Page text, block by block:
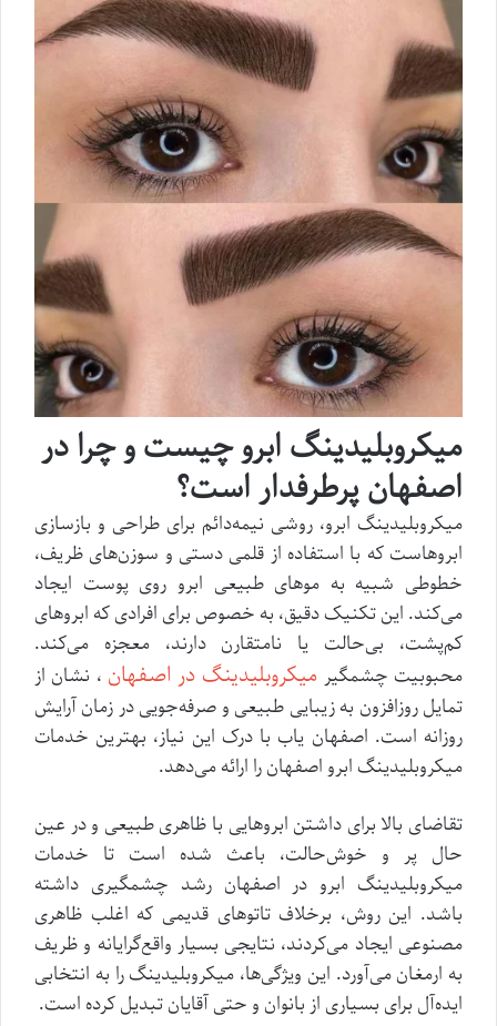
میکروبلیدینگ ابرو چیست و چرا در
اصفهان پرطرفدار است؟
میکروبلیدینگ ابرو، روشی نیمه‌دائم برای طراحی و بازسازی
ابروهاست که با استفاده از قلمی دستی و سوزن‌های ظریف،
خطوطی شبیه به موهای طبیعی ابرو روی پوست ایجاد
می‌کند. این تکنیک دقیق، به خصوص برای افرادی که ابروهای
کم‌پشت، بی‌حالت یا نامتقارن دارند، معجزه می‌کند.
محبوبیت چشمگیر میکروبلیدینگ در اصفهان ، نشان از
تمایل روزافزون به زیبایی طبیعی و صرفه‌جویی در زمان آرایش
روزانه است. اصفهان یاب با درک این نیاز، بهترین خدمات
میکروبلیدینگ ابرو اصفهان را ارائه می‌دهد.
تقاضای بالا برای داشتن ابروهایی با ظاهری طبیعی و در عین
حال پر و خوش‌حالت، باعث شده است تا خدمات
میکروبلیدینگ ابرو در اصفهان رشد چشمگیری داشته
باشد. این روش، برخلاف تاتوهای قدیمی که اغلب ظاهری
مصنوعی ایجاد می‌کردند، نتایجی بسیار واقع‌گرایانه و ظریف
به ارمغان می‌آورد. این ویژگی‌ها، میکروبلیدینگ را به انتخابی
ایده‌آل برای بسیاری از بانوان و حتی آقایان تبدیل کرده است.